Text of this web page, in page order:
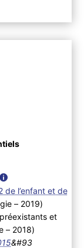
– 2019)
et
– 2018)
&#93